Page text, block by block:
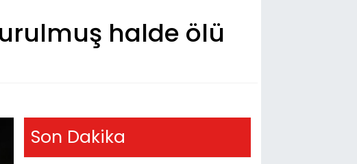
halde ölü
Son Dakika